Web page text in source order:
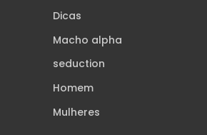
Dicas
Macho alpha
seduction
Homem
Mulheres